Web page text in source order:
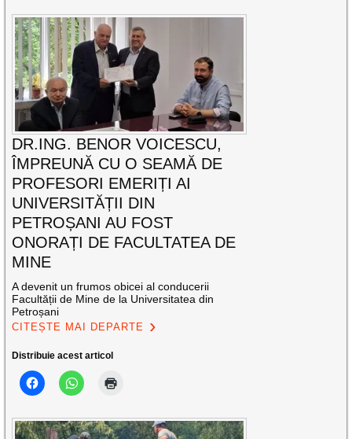
DR.ING. BENOR VOICESCU,
ÎMPREUNĂ CU O SEAMĂ DE
PROFESORI EMERIȚI AI
UNIVERSITĂȚII DIN
PETROȘANI AU FOST
ONORAȚI DE FACULTATEA DE
MINE
A devenit un frumos obicei al conducerii
Facultății de Mine de la Universitatea din
Petroșani
CITEȘTE MAI DEPARTE
Distribuie acest articol